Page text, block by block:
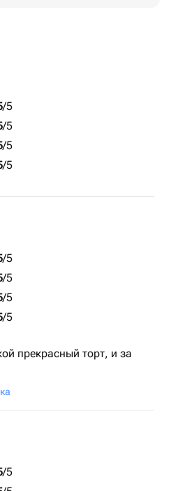
/5
/5
/5
/5
/5
/5
/5
/5
прекрасный торт, и за
/5